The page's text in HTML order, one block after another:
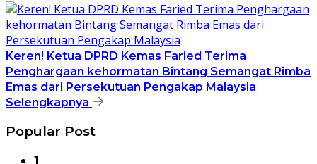
Keren! Ketua DPRD Kemas Faried Terima
Penghargaan kehormatan Bintang Semangat Rimba
Emas dari Persekutuan Pengakap Malaysia
Selengkapnya
Popular Post
1